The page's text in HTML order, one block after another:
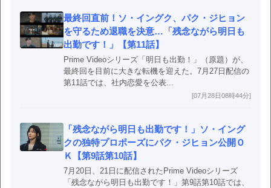
最終回直前！ソ・イングク、パク・ジヒョン
を守るため退職を決意…「残念ながら明日も
出勤です！」【第11話】
Prime Videoシリーズ「明日も出勤！」（原題）が、
最終回を目前に大きな転機を迎えた。7月27日配信の
第11話では、社内恋愛を公表...
[07月28日08時44分]
「残念ながら明日も出勤です！」ソ・イング
クの独特プロポーズにパク・ジヒョン公開Ｏ
Ｋ【第9話第10話】
7月20日、21日に配信されたPrime Videoシリーズ
「残念ながら明日も出勤です！」第9話第10話では、